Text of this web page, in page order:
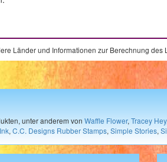
Länder und Informationen zur Berechnung des
unter anderem von Waffle Flower, Tracey Hey,
, C.C. Designs Rubber Stamps, Simple Stories,